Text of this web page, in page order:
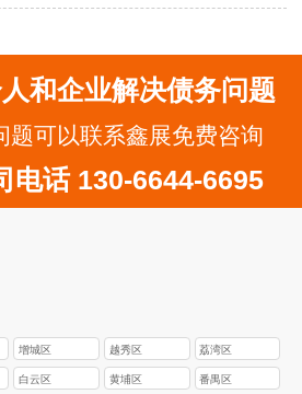
和企业解决债务问题
题可以联系鑫展免费咨询
电话 130-6644-6695
增城区 越秀区 荔湾区
白云区 黄埔区 番禺区